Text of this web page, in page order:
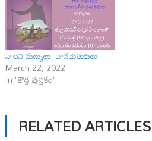
వాలని మబ్బులు- వానమెతుకులు
March 22, 2022
In "కొత్త పుస్తకం"
RELATED ARTICLES